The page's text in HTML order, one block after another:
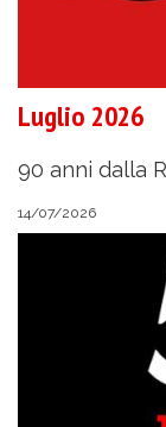
Luglio 2026
90 anni dalla
14/07/2026